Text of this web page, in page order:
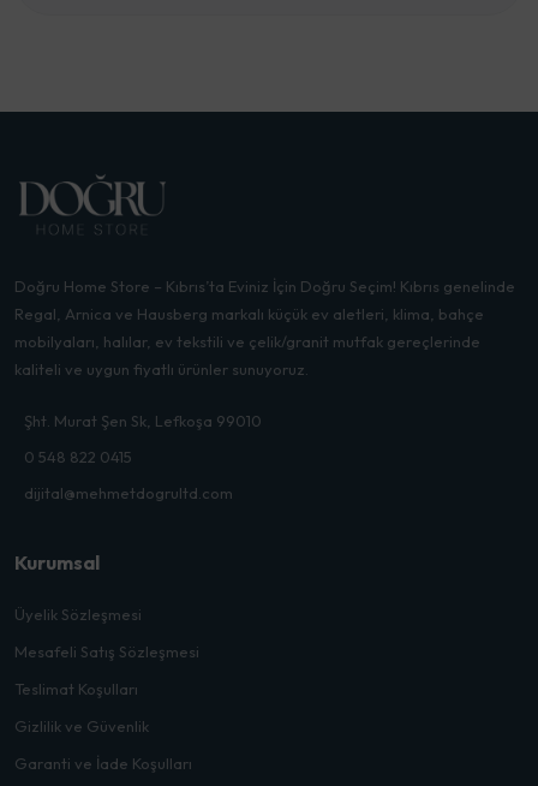
Doğru Home Store – Kıbrıs’ta Eviniz İçin Doğru Seçim! Kıbrıs genelinde
Regal, Arnica ve Hausberg markalı küçük ev aletleri, klima, bahçe
mobilyaları, halılar, ev tekstili ve çelik/granit mutfak gereçlerinde
kaliteli ve uygun fiyatlı ürünler sunuyoruz.
Şht. Murat Şen Sk, Lefkoşa 99010
0 548 822 0415
dijital@mehmetdogrultd.com
Kurumsal
Üyelik Sözleşmesi
Mesafeli Satış Sözleşmesi
Teslimat Koşulları
Gizlilik ve Güvenlik
Garanti ve İade Koşulları